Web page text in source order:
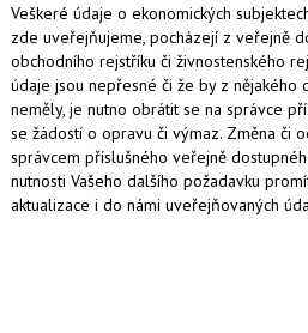
Veškeré údaje o ekonomických
zde uveřejňujeme, pocházejí z veřejně
obchodního rejstříku či živnostenského
údaje jsou nepřesné či že by z
neměly, je nutno obrátit se na správce
se žádostí o opravu či výmaz. Změna či
správcem příslušného veřejně
nutnosti Vašeho dalšího požadavku
aktualizace i do námi uveřejňovaných